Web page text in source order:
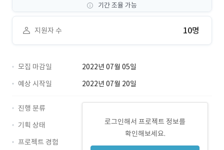
기간 조율 가능
지원자 수 10명
모집 마감일
2022년 07월 05일
예상 시작일
2022년 07월 20일
로그인해서 프로젝트 정보를
확인해보세요.
진행 분류
기획 상태
프로젝트 경험